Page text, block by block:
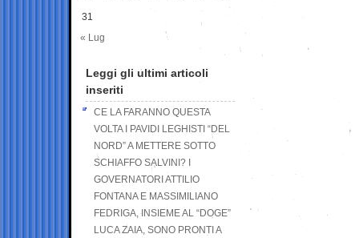
31
« Lug
Leggi gli ultimi articoli
inseriti
CE LA FARANNO QUESTA
VOLTA I PAVIDI LEGHISTI “DEL
NORD” A METTERE SOTTO
SCHIAFFO SALVINI? I
GOVERNATORI ATTILIO
FONTANA E MASSIMILIANO
FEDRIGA, INSIEME AL “DOGE”
LUCA ZAIA, SONO PRONTI A